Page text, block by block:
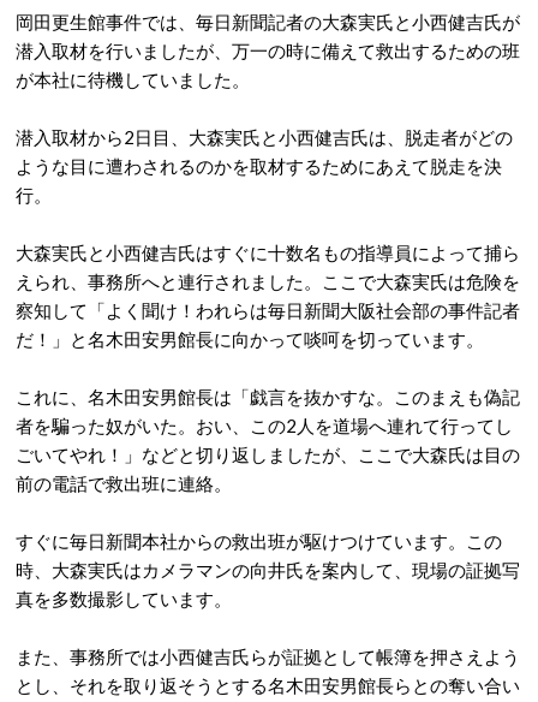
岡田更生館事件では、毎日新聞記者の大森実氏と小西健吉氏が
潜入取材を行いましたが、万一の時に備えて救出するための班
が本社に待機していました。
潜入取材から2日目、大森実氏と小西健吉氏は、脱走者がどの
ような目に遭わされるのかを取材するためにあえて脱走を決
行。
大森実氏と小西健吉氏はすぐに十数名もの指導員によって捕ら
えられ、事務所へと連行されました。ここで大森実氏は危険を
察知して「よく聞け！われらは毎日新聞大阪社会部の事件記者
だ！」と名木田安男館長に向かって啖呵を切っています。
これに、名木田安男館長は「戯言を抜かすな。このまえも偽記
者を騙った奴がいた。おい、この2人を道場へ連れて行ってし
ごいてやれ！」などと切り返しましたが、ここで大森氏は目の
前の電話で救出班に連絡。
すぐに毎日新聞本社からの救出班が駆けつけています。この
時、大森実氏はカメラマンの向井氏を案内して、現場の証拠写
真を多数撮影しています。
また、事務所では小西健吉氏らが証拠として帳簿を押さえよう
とし、それを取り返そうとする名木田安男館長らとの奪い合い